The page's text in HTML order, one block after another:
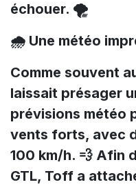
échouer. 🌪️
🌧️ Une météo
Comme souvent
laissait présager
prévisions météo
vents forts, avec
100 km/h. 💨 Afin
GTL, Toff a